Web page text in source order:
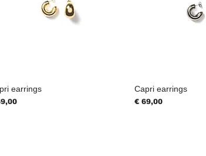
earrings Capri earrings
Prijs
€ 69,00